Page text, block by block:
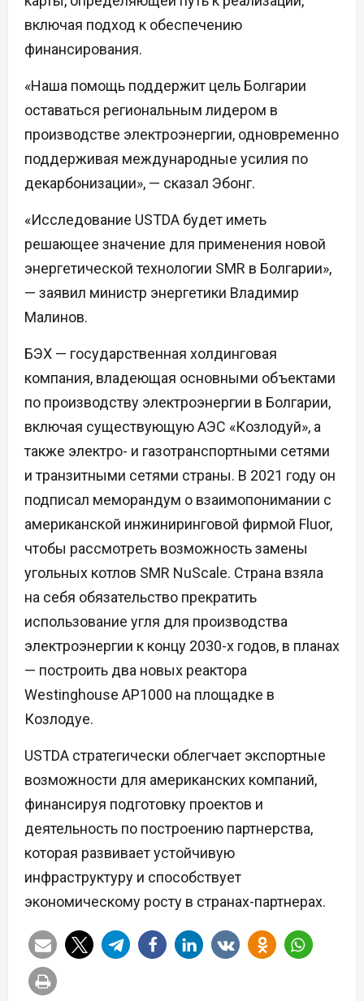
включая подход к обеспечению
финансирования.
«Наша помощь поддержит цель Болгарии
оставаться региональным лидером в
производстве электроэнергии, одновременно
поддерживая международные усилия по
декарбонизации», — сказал Эбонг.
«Исследование USTDA будет иметь
решающее значение для применения новой
энергетической технологии SMR в Болгарии»,
— заявил министр энергетики Владимир
Малинов.
БЭХ — государственная холдинговая
компания, владеющая основными объектами
по производству электроэнергии в Болгарии,
включая существующую АЭС «Козлодуй», а
также электро- и газотранспортными сетями
и транзитными сетями страны. В 2021 году он
подписал меморандум о взаимопонимании с
американской инжиниринговой фирмой Fluor,
чтобы рассмотреть возможность замены
угольных котлов SMR NuScale. Страна взяла
на себя обязательство прекратить
использование угля для производства
электроэнергии к концу 2030-х годов, в планах
— построить два новых реактора
Westinghouse AP1000 на площадке в
Козлодуе.
USTDA стратегически облегчает экспортные
возможности для американских компаний,
финансируя подготовку проектов и
деятельность по построению партнерства,
которая развивает устойчивую
инфраструктуру и способствует
экономическому росту в странах-партнерах.